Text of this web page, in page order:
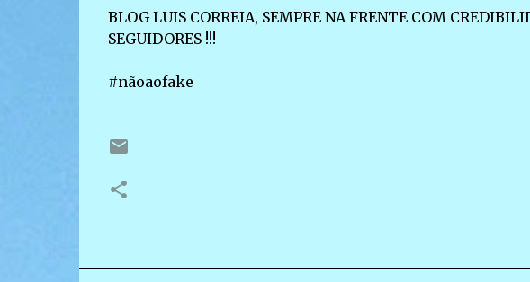
BLOG LUIS CORREIA, SEMPRE NA FRENTE COM
SEGUIDORES !!!
#nãoaofake